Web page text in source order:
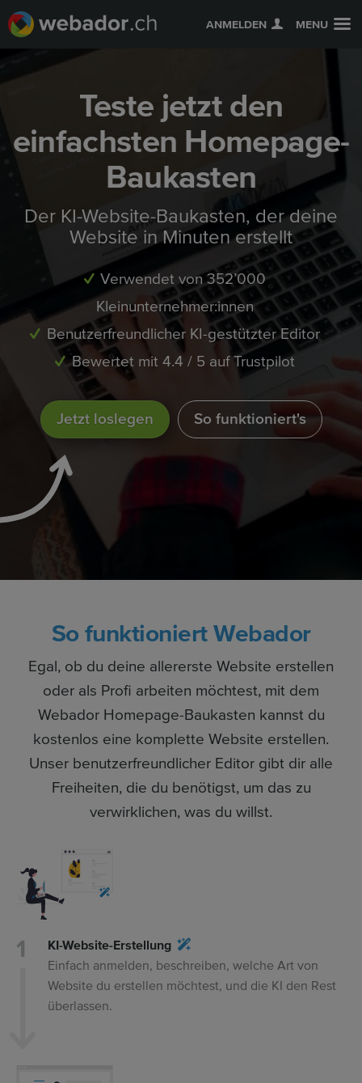
ANMELDEN MENU
Teste jetzt den
einfachsten Homepage-
Baukasten
Der KI-Website-Baukasten, der deine
Website in Minuten erstellt
Verwendet von 352’000
Kleinunternehmer:innen
Benutzerfreundlicher KI-gestützter Editor
Bewertet mit 4.4 / 5 auf Trustpilot
Jetzt loslegen So funktioniert's
So funktioniert Webador
Egal, ob du deine allererste Website erstellen
oder als Profi arbeiten möchtest, mit dem
Webador Homepage-Baukasten kannst du
kostenlos eine komplette Website erstellen.
Unser benutzerfreundlicher Editor gibt dir alle
Freiheiten, die du benötigst, um das zu
verwirklichen, was du willst.
KI-Website-Erstellung
Einfach anmelden, beschreiben, welche Art von
Website du erstellen möchtest, und die KI den Rest
überlassen.